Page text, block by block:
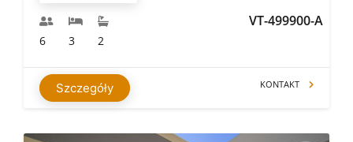
VT-499900-A
6 3 2
Szczegóły KONTAKT